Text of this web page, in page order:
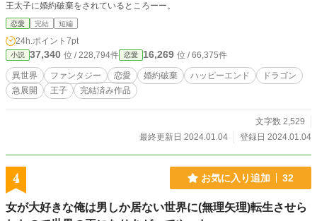
王太子に婚約破棄をされているところーー。
恋愛 完結 短編
24h.ポイント 7pt
小説 37,340 位 / 228,794件 恋愛 16,269 位 / 66,375件
異世界 ファンタジー 恋愛 婚約破棄 ハッピーエンド
ドラゴン
急展開
王子 完結済み作品
文字数 2,529
最終更新日 2024.01.04
登録日 2024.01.04
4 お気に入り追加 32
女が大好きな俺は男しか居ない世界に(無理矢理)転生させら